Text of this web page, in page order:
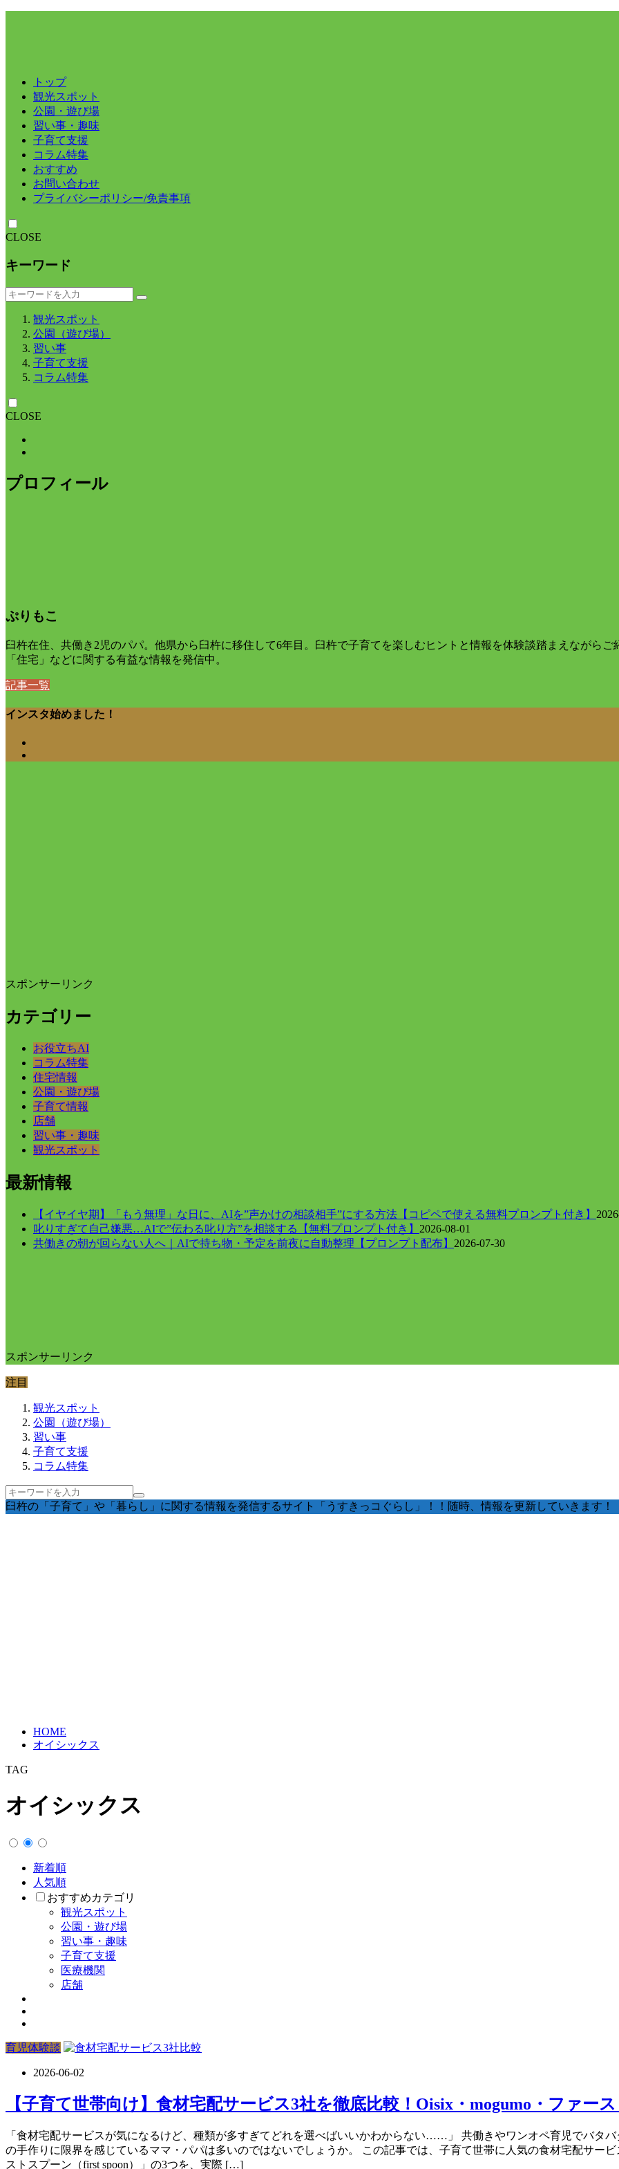
トップ
観光スポット
公園・遊び場
習い事・趣味
子育て支援
コラム特集
おすすめ
お問い合わせ
プライバシーポリシー/免責事項
CLOSE
キーワード
観光スポット
公園（遊び場）
習い事
子育て支援
コラム特集
CLOSE
プロフィール
ぷりもこ
臼杵在住、共働き2児のパパ。他県から臼杵に移住して6年目。臼杵で子育てを楽しむヒントと情報を体験談踏まえながら
「住宅」などに関する有益な情報を発信中。
記事一覧
インスタ始めました！
スポンサーリンク
カテゴリー
お役立ちAI
コラム特集
住宅情報
公園・遊び場
子育て情報
店舗
習い事・趣味
観光スポット
最新情報
【イヤイヤ期】「もう無理」な日に、AIを”声かけの相談相手”にする方法【コピペで使える無料プロンプト付き】
叱りすぎて自己嫌悪…AIで”伝わる叱り方”を相談する【無料プロンプト付き】 2026-08-01
共働きの朝が回らない人へ｜AIで持ち物・予定を前夜に自動整理【プロンプト配布】 2026-07-30
スポンサーリンク
注目
観光スポット
公園（遊び場）
習い事
子育て支援
コラム特集
臼杵の「子育て」や「暮らし」に関する情報を発信するサイト「うすきっコぐらし」！！随時、情報を更新していきます！
HOME
オイシックス
TAG
オイシックス
新着順
人気順
おすすめカテゴリ
観光スポット
公園・遊び場
習い事・趣味
子育て支援
医療機関
店舗
育児体験談
2026-06-02
【子育て世帯向け】食材宅配サービス3社を徹底比較！Oisix・mogumo・ファー
「食材宅配サービスが気になるけど、種類が多すぎてどれを選べばいいかわからない……」 共働きやワンオペ育児でバタ
の手作りに限界を感じているママ・パパは多いのではないでしょうか。 この記事では、子育て世帯に人気の食材宅配サー
ストスプーン（first spoon）」の3つを、実際 […]